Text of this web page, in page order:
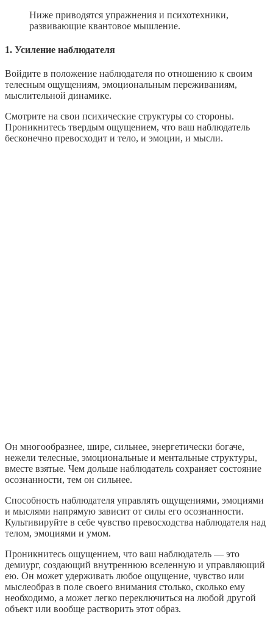
Ниже приводятся упражнения и психотехники,
развивающие квантовое мышление.
1. Усиление наблюдателя
Войдите в положение наблюдателя по отношению к своим
телесным ощущениям, эмоциональным переживаниям,
мыслительной динамике.
Смотрите на свои психические структуры со стороны.
Проникнитесь твердым ощущением, что ваш наблюдатель
бесконечно превосходит и тело, и эмоции, и мысли.
Он многообразнее, шире, сильнее, энергетически богаче,
нежели телесные, эмоциональные и ментальные структуры,
вместе взятые. Чем дольше наблюдатель сохраняет состояние
осознанности, тем он сильнее.
Способность наблюдателя управлять ощущениями, эмоциями
и мыслями напрямую зависит от силы его осознанности.
Культивируйте в себе чувство превосходства наблюдателя над
телом, эмоциями и умом.
Проникнитесь ощущением, что ваш наблюдатель — это
демиург, создающий внутреннюю вселенную и управляющий
ею. Он может удерживать любое ощущение, чувство или
мыслеобраз в поле своего внимания столько, сколько ему
необходимо, а может легко переключиться на любой другой
объект или вообще растворить этот образ.